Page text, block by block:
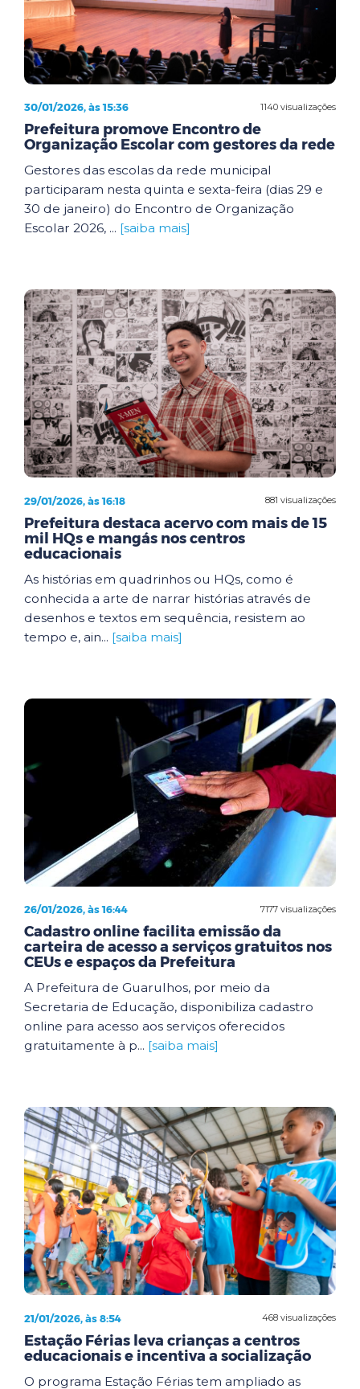
1140 visualizações
30/01/2026, às 15:36
Prefeitura promove Encontro de
Organização Escolar com gestores da rede
Gestores das escolas da rede municipal
participaram nesta quinta e sexta-feira (dias 29 e
30 de janeiro) do Encontro de Organização
Escolar 2026, ... [saiba mais]
881 visualizações
29/01/2026, às 16:18
Prefeitura destaca acervo com mais de 15
mil HQs e mangás nos centros
educacionais
As histórias em quadrinhos ou HQs, como é
conhecida a arte de narrar histórias através de
desenhos e textos em sequência, resistem ao
tempo e, ain... [saiba mais]
7177 visualizações
26/01/2026, às 16:44
Cadastro online facilita emissão da
carteira de acesso a serviços gratuitos nos
CEUs e espaços da Prefeitura
A Prefeitura de Guarulhos, por meio da
Secretaria de Educação, disponibiliza cadastro
online para acesso aos serviços oferecidos
gratuitamente à p... [saiba mais]
468 visualizações
21/01/2026, às 8:54
Estação Férias leva crianças a centros
educacionais e incentiva a socialização
O programa Estação Férias tem ampliado as